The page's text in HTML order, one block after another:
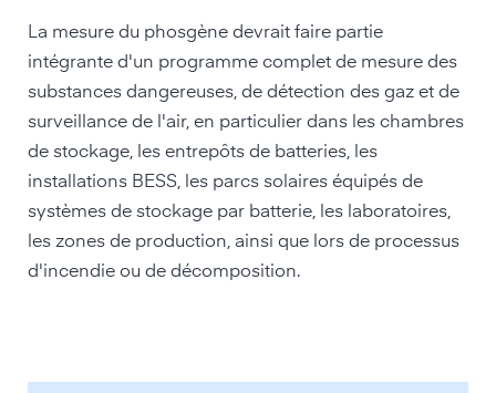
La mesure du phosgène devrait faire partie
intégrante d'un programme complet de mesure des
substances dangereuses, de détection des gaz et de
surveillance de l'air, en particulier dans les chambres
de stockage, les entrepôts de batteries, les
installations BESS, les parcs solaires équipés de
systèmes de stockage par batterie, les laboratoires,
les zones de production, ainsi que lors de processus
d'incendie ou de décomposition.